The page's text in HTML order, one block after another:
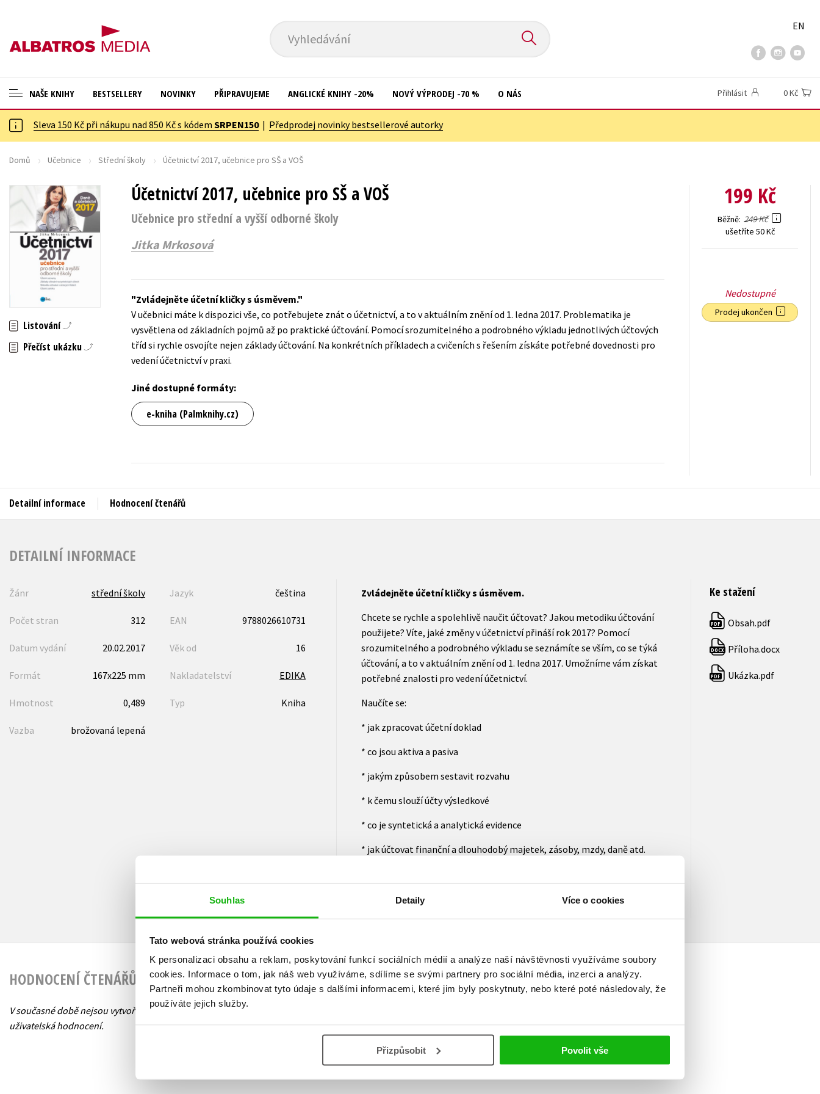
Souhlas Detaily Více o cookies
Tato webová stránka používá cookies
K personalizaci obsahu a reklam, poskytování funkcí sociálních médií a analýze naší návštěvnosti využíváme soubory
cookies. Informace o tom, jak náš web využíváme, sdílíme se svými partnery pro sociální média, inzerci a analýzy.
Partneři mohou zkombinovat tyto údaje s dalšími informacemi, které jim byly poskytnuty, nebo které poté následovaly, že
používáte jejich služby.
Přizpůsobit Povolit vše
Vyhledávání
EN
NAŠE KNIHY
ANGLICKÉ KNIHY -20 %
NOVÝ VÝPRODEJ -70 %
ASTERIX S DÁRKEM
🎁DÁRKOVÉ PUBLIKACE
✉️ DÁRKOVÉ POUKAZY
Auto - moto
Beletrie pro děti
Beletrie pro dospělé
Byznys a ekonomie
Cestování
Dárkové publikace
Digitální fotografie
Esoterika a duchovní svět
Historie a military
Jazyky
Kalendáře
Kariéra a osobní rozvoj
Komiks
New Adult
Ostatní
Populárně - naučná pro dospělé
Předškoláci
Příroda a zahrada
Zahraniční literatura
Zdraví a životní styl
BESTSELLERY NOVINKY PŘIPRAVUJEME ANGLICKÉ KNIHY -20% NOVÝ VÝPRODEJ -70 % O NÁS Přihlásit 0 Kč
Sleva 150 Kč při nákupu nad 850 Kč s kódem SRPEN150| Předprodej novinky bestsellerové autorky
Domů Učebnice Střední školy Účetnictví 2017, učebnice pro SŠ a VOŠ
Účetnictví 2017, učebnice pro SŠ a VOŠ
Učebnice pro střední a vyšší odborné školy
Jitka Mrkosová
Listování
Přečíst ukázku
Zvládejněte účetní kličky s úsměvem.
V učebnici máte k dispozici vše, co potřebujete znát o účetnictví, a to v aktuálním znění od 1. ledna 2017. Problematika je
vysvětlena od základních pojmů až po praktické účtování. Pomocí srozumitelného a podrobného výkladu jednotlivých účtových
tříd si rychle osvojíte nejen základy účtování. Na konkrétních příkladech a cvičeních s řešením získáte potřebné dovednosti pro
vedení účetnictví v praxi.
Jiné dostupné formáty:
e-kniha (Palmknihy.cz)
199 Kč
Běžně 249 Kč
ušetříte 50 Kč
Nedostupné
Prodej ukončen
Detailní informace Hodnocení čtenářů
DETAILNÍ INFORMACE
Žánr střední školy Jazyk čeština
Počet stran 312 EAN 9788026610731
Datum vydání 20.02.2017 Věk od 16
Formát 167x225 mm Nakladatelství EDIKA
Hmotnost 0,489 Typ Kniha
Vazba brožovaná lepená
Zvládejněte účetní kličky s úsměvem.
Chcete se rychle a spolehlivě naučit účtovat? Jakou metodiku účtování
použijete? Víte, jaké změny v účetnictví přináší rok 2017? Pomocí
srozumitelného a podrobného výkladu se seznámíte se vším, co se týká
účtování, a to v aktuálním znění od 1. ledna 2017. Umožníme vám získat
potřebné znalosti pro vedení účetnictví.
Naučíte se:
* jak zpracovat účetní doklad
* co jsou aktiva a pasiva
* jakým způsobem sestavit rozvahu
* k čemu slouží účty výsledkové
* co je syntetická a analytická evidence
* jak účtovat finanční a dlouhodobý majetek, zásoby, mzdy, daně atd.
účtování, kterou použijete ve své podnikatelské praxi.
Ke stažení
PDF Obsah.pdf
DOCX Příloha.docx
PDF Ukázka.pdf
HODNOCENÍ ČTENÁŘŮ
V současné době nejsou vytvořena žádná
uživatelská hodnocení.
Uživatelskou recenzi mohou vkládat pouze registrovaní uživatelé
Přihlásit